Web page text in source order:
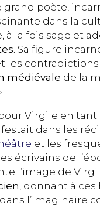
grand poète,
dans la
à la fois sage et
Sa figure
les contradictions
médiévale de la
Virgile en tant
dans les
et les
écrivains de
l’image de
, donnant à
l’imaginaire